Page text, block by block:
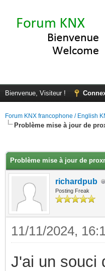
Bienvenue, Visiteur !
Forum KNX francophone / English
Problème mise à jour de
Problème mise à jour de
richardpub
Posting Freak
11/11/2024,
J'ai un souci